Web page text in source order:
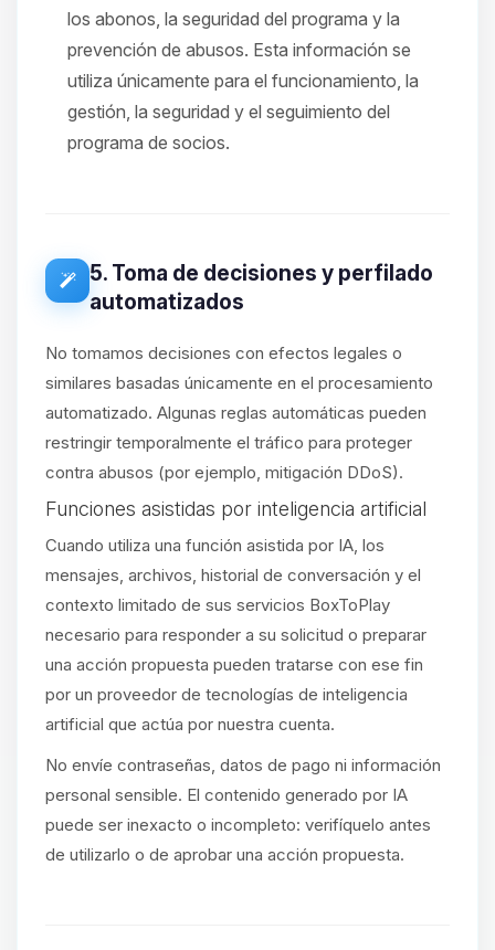
los abonos, la seguridad del programa y la
prevención de abusos. Esta información se
utiliza únicamente para el funcionamiento, la
gestión, la seguridad y el seguimiento del
programa de socios.
5. Toma de decisiones y perfilado
automatizados
No tomamos decisiones con efectos legales o
similares basadas únicamente en el procesamiento
automatizado. Algunas reglas automáticas pueden
restringir temporalmente el tráfico para proteger
contra abusos (por ejemplo, mitigación DDoS).
Funciones asistidas por inteligencia artificial
Cuando utiliza una función asistida por IA, los
mensajes, archivos, historial de conversación y el
contexto limitado de sus servicios BoxToPlay
necesario para responder a su solicitud o preparar
una acción propuesta pueden tratarse con ese fin
por un proveedor de tecnologías de inteligencia
artificial que actúa por nuestra cuenta.
No envíe contraseñas, datos de pago ni información
personal sensible. El contenido generado por IA
puede ser inexacto o incompleto: verifíquelo antes
de utilizarlo o de aprobar una acción propuesta.